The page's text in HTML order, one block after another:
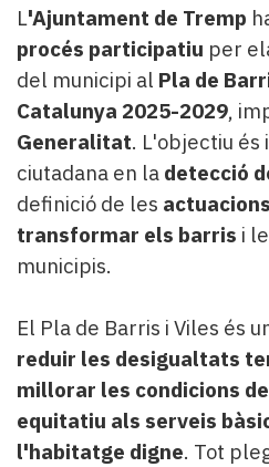
del
Pallars
Contingut
patrocinat
Lo
més
llegit...
Editorial
L'Ajuntament de Tremp
procés participatiu per
del municipi al Pla de
Catalunya 2025-2029,
Generalitat. L'objectiu
ciutadana en la detecció
definició de les
transformar els barris i
municipis.
El Pla de Barris i Viles és
reduir les desigualtats
millorar les condicions
equitatiu als serveis
l'habitatge digne. Tot